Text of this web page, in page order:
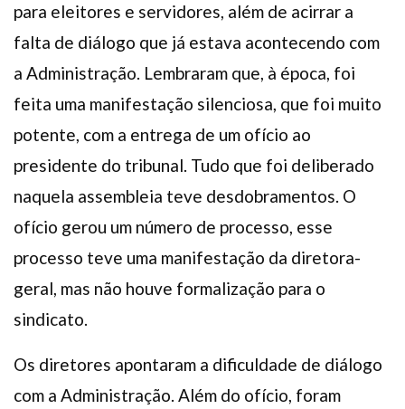
para eleitores e servidores, além de acirrar a
falta de diálogo que já estava acontecendo com
a Administração. Lembraram que, à época, foi
feita uma manifestação silenciosa, que foi muito
potente, com a entrega de um ofício ao
presidente do tribunal. Tudo que foi deliberado
naquela assembleia teve desdobramentos. O
ofício gerou um número de processo, esse
processo teve uma manifestação da diretora-
geral, mas não houve formalização para o
sindicato.
Os diretores apontaram a dificuldade de diálogo
com a Administração. Além do ofício, foram